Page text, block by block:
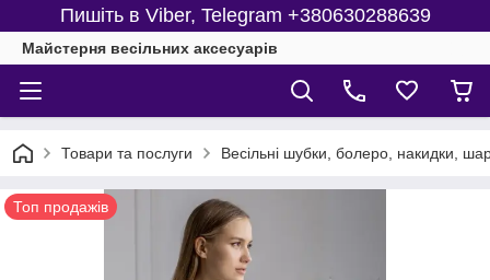
Пишіть в Viber, Telegram +380630288639
Майстерня веcільних аксесуарів
Товари та послуги Весільні шубки, болеро, накидки,
Топ продажів